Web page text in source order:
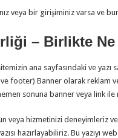
veya bir girişiminiz varsa ve
– Birlikte
ana sayfasındaki ve yazı
footer) Banner olarak reklam
hemen sonuna banner veya link
veya hizmetinizi deneyimleriz
hazırlayabiliriz. Bu yazıyı